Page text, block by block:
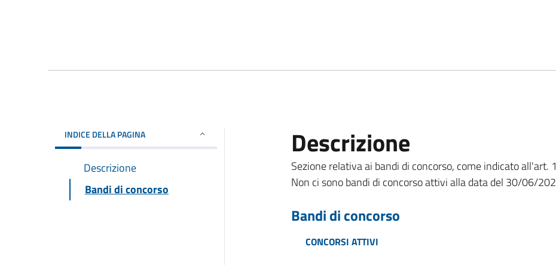
INDICE DELLA PAGINA
Descrizione
Bandi di concorso
Descrizione
Sezione relativa ai bandi di concorso, come indicato all'art.
Non ci sono bandi di concorso attivi alla data del 30/06/
Bandi di concorso
CONCORSI ATTIVI